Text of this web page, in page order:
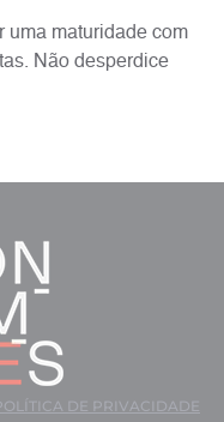
uma maturidade com
Não desperdice
DE PRIVACIDADE